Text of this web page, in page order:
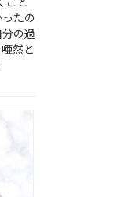
たの
の過
然と